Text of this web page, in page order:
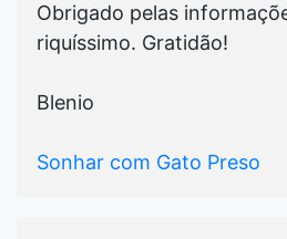
Obrigado pelas
riquíssimo. Gratidão!
Blenio
Sonhar com Gato Preso